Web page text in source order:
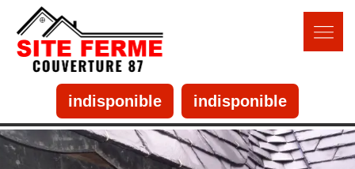
indisponible indisponible